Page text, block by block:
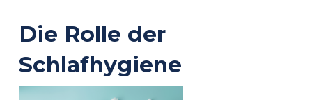
Die Rolle der
Schlafhygiene